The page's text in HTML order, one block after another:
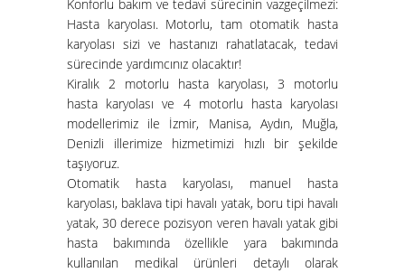
Yatakları
İzmir Konak Hasta Yatağı
Kurulumları Devam Ediyor
Konforlu bakım ve tedavi sürecinin vazgeçilmezi:
Hasta karyolası. Motorlu, tam otomatik hasta
karyolası sizi ve hastanızı rahatlatacak, tedavi
sürecinde yardımcınız olacaktır!
Kiralık 2 motorlu hasta karyolası, 3 motorlu
hasta karyolası ve 4 motorlu hasta karyolası
modellerimiz ile İzmir, Manisa, Aydın, Muğla,
Denizli illerimize hizmetimizi hızlı bir şekilde
taşıyoruz.
Otomatik hasta karyolası, manuel hasta
karyolası, baklava tipi havalı yatak, boru tipi havalı
yatak, 30 derece pozisyon veren havalı yatak gibi
hasta bakımında özellikle yara bakımında
kullanılan medikal ürünleri detaylı olarak